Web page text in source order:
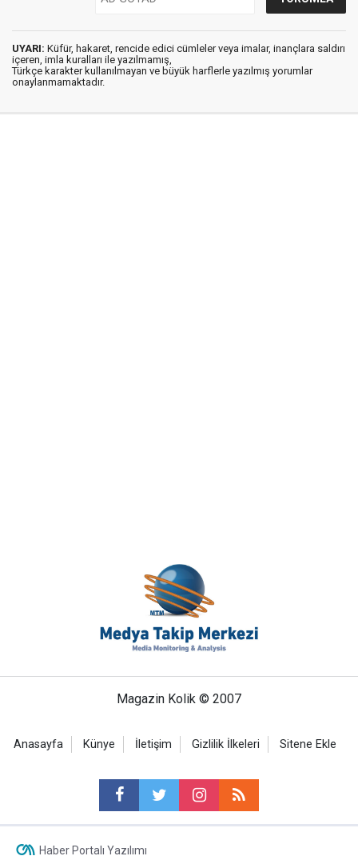
UYARI: Küfür, hakaret, rencide edici cümleler veya imalar, inançlara saldırı
içeren, imla kuralları ile yazılmamış,
Türkçe karakter kullanılmayan ve büyük harflerle yazılmış yorumlar
onaylanmamaktadır.
Magazin Kolik © 2007
Anasayfa Künye İletişim Gizlilik İlkeleri Sitene Ekle
Haber Portalı Yazılımı